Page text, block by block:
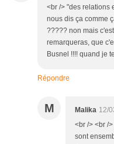
<br /> "des relations
nous dis ça comme
????? non mais
remarqueras, que
Busnel !!!! quand je
Répondre
M Malika 12/
<br /> <br /
sont